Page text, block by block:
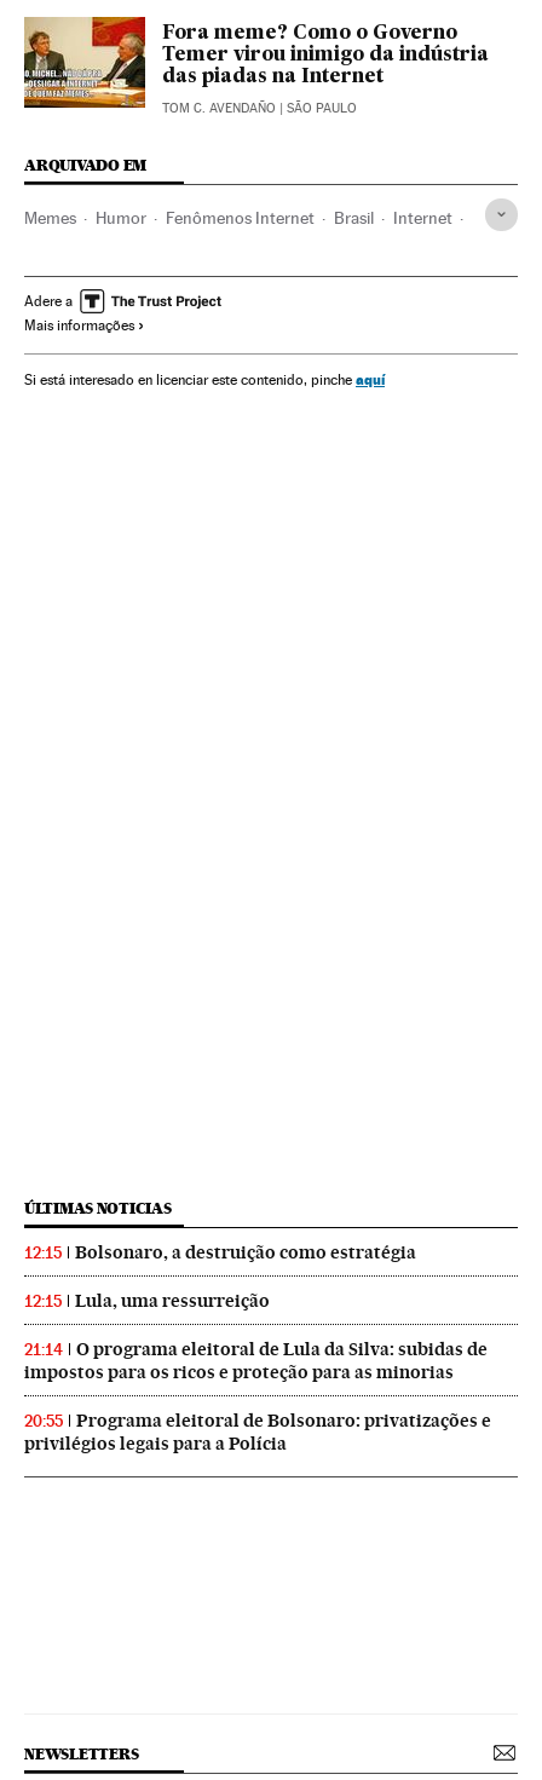
Fora meme? Como o Governo
Temer virou inimigo da indústria
das piadas na Internet
TOM C. AVENDAÑO | SÃO PAULO
ARQUIVADO EM
Memes Humor Fenômenos Internet Brasil Internet
Telecomunicações Comunicações
Adere a
Mais informações
Si está interesado en licenciar este contenido, pinche aquí
ÚLTIMAS NOTICIAS
12:15 Bolsonaro, a destruição como estratégia
12:15 Lula, uma ressurreição
21:14
O programa eleitoral de Lula da Silva: subidas de
impostos para os ricos e proteção para as minorias
20:55
Programa eleitoral de Bolsonaro: privatizações e
privilégios legais para a Polícia
NEWSLETTERS